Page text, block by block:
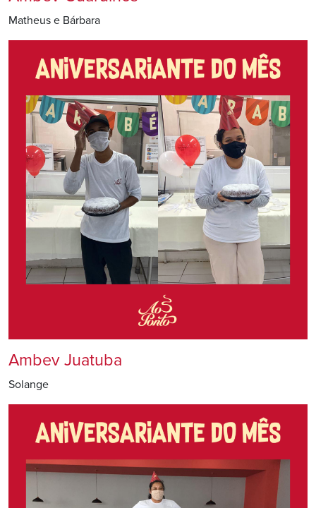
Matheus e Bárbara
Ambev Juatuba
Solange